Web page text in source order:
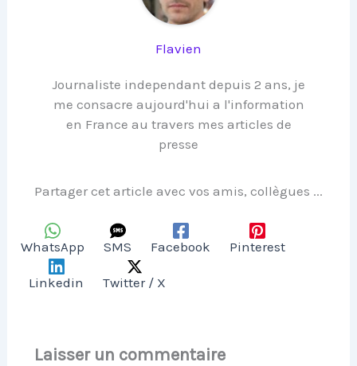
Flavien
Journaliste independant depuis 2 ans, je
me consacre aujourd'hui a l'information
en France au travers mes articles de
presse
Partager cet article avec vos amis, collègues ...
WhatsApp SMS Facebook Pinterest
Linkedin Twitter / X
Laisser un commentaire